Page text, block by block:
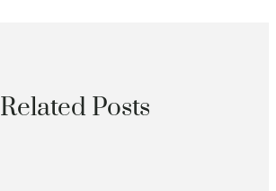
Related Posts